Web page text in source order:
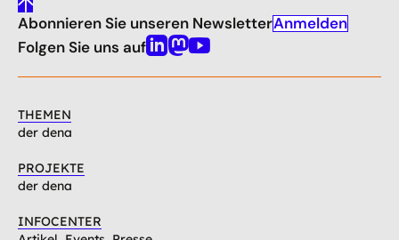
gehe
nach
oben
Abonnieren Sie unseren NewsletterAnmelden
Folgen Sie uns aufLinkedin
Mastodon
Youtube
THEMEN
der dena
PROJEKTE
der dena
INFOCENTER